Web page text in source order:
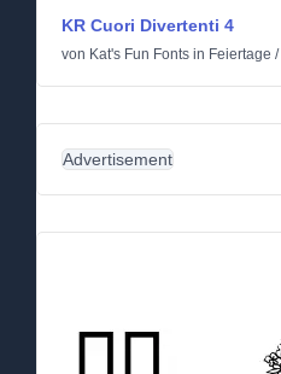
KR Cuori Divertenti 4
von Kat's Fun Fonts in Feiertage /
Advertisement